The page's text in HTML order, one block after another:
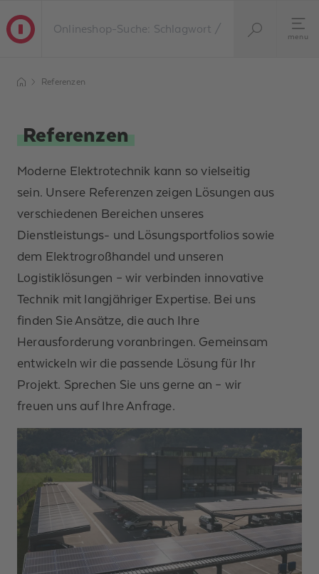
menu
Referenzen
Referenzen
Moderne Elektrotechnik kann so vielseitig
sein. Unsere Referenzen zeigen Lösungen aus
verschiedenen Bereichen unseres
Dienstleistungs- und Lösungsportfolios sowie
dem Elektrogroßhandel und unseren
Logistiklösungen – wir verbinden innovative
Technik mit langjähriger Expertise. Bei uns
finden Sie Ansätze, die auch Ihre
Herausforderung voranbringen. Gemeinsam
entwickeln wir die passende Lösung für Ihr
Projekt. Sprechen Sie uns gerne an – wir
freuen uns auf Ihre Anfrage.